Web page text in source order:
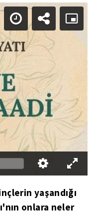
yaşandığı
onlara neler